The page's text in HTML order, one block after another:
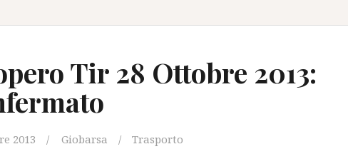
Tir 28 Ottobre 2013:
2013 Giobarsa Trasporto